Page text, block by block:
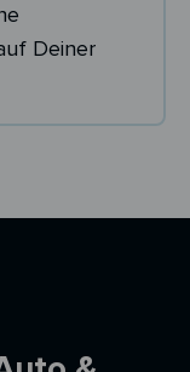
Deiner